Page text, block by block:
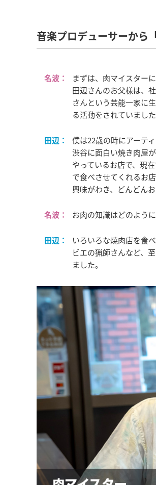
音楽プロデューサーから
名波：
まずは、肉マイスター
田辺さんのお父様は、
さんという芸能一家に
る活動をされていまし
田辺：
僕は22歳の時にアーテ
渋谷に面白い焼き肉屋
やっているお店で、現
で食べさせてくれるお
興味がわき、どんどん
名波： お肉の知識はどのよう
田辺：
いろいろな焼肉店を食
ビエの猟師さんなど、
ました。